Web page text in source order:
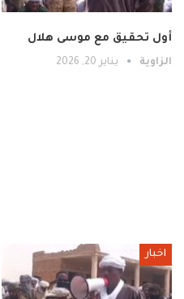
أول تحقيق مع موسى هلال
الزاوية يناير 20, 2026
اخبار